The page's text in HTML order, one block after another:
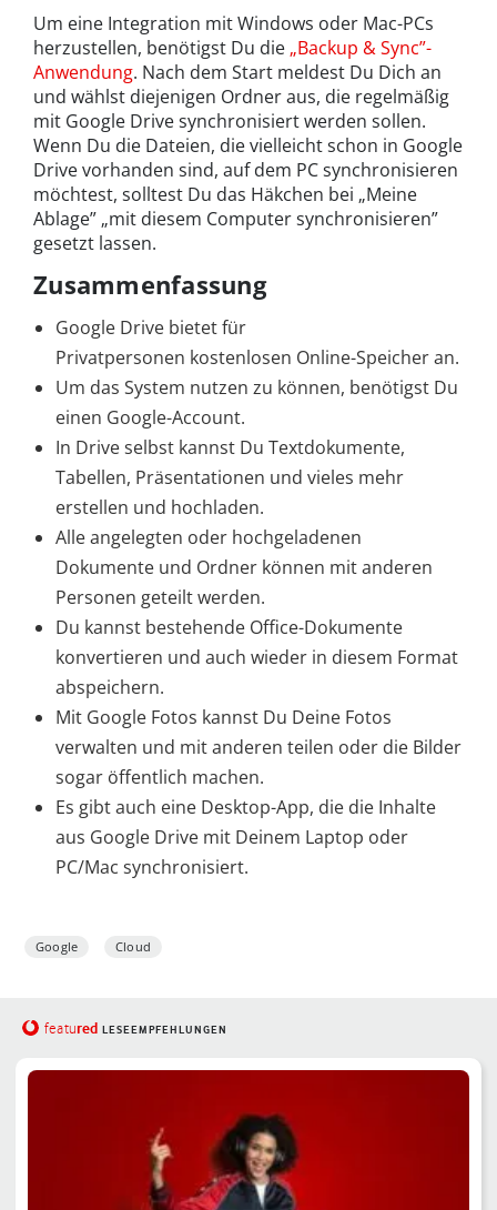
Um eine Integration mit Windows oder Mac-PCs
herzustellen, benötigst Du die „Backup & Sync”-
Anwendung. Nach dem Start meldest Du Dich an
und wählst diejenigen Ordner aus, die regelmäßig
mit Google Drive synchronisiert werden sollen.
Wenn Du die Dateien, die vielleicht schon in Google
Drive vorhanden sind, auf dem PC synchronisieren
möchtest, solltest Du das Häkchen bei „Meine
Ablage” „mit diesem Computer synchronisieren”
gesetzt lassen.
Zusammenfassung
Google Drive bietet für
Privatpersonen kostenlosen Online-Speicher an.
Um das System nutzen zu können, benötigst Du
einen Google-Account.
In Drive selbst kannst Du Textdokumente,
Tabellen, Präsentationen und vieles mehr
erstellen und hochladen.
Alle angelegten oder hochgeladenen
Dokumente und Ordner können mit anderen
Personen geteilt werden.
Du kannst bestehende Office-Dokumente
konvertieren und auch wieder in diesem Format
abspeichern.
Mit Google Fotos kannst Du Deine Fotos
verwalten und mit anderen teilen oder die Bilder
sogar öffentlich machen.
Es gibt auch eine Desktop-App, die die Inhalte
aus Google Drive mit Deinem Laptop oder
PC/Mac synchronisiert.
Google Cloud
featured LESEEMPFEHLUNGEN